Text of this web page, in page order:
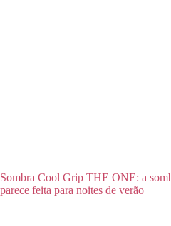
Sombra Cool Grip THE ONE: a
parece feita para noites de verão